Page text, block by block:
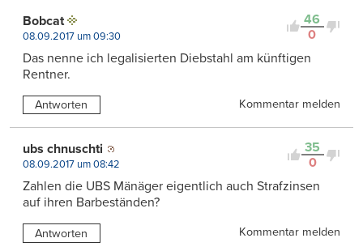
46
0
Bobcat
08.09.2017 um 09:30
Das nenne ich legalisierten Diebstahl am künftigen
Rentner.
Antworten Kommentar melden
35
0
ubs chnuschti
08.09.2017 um 08:42
Zahlen die UBS Mänäger eigentlich auch Strafzinsen
auf ihren Barbeständen?
Antworten Kommentar melden